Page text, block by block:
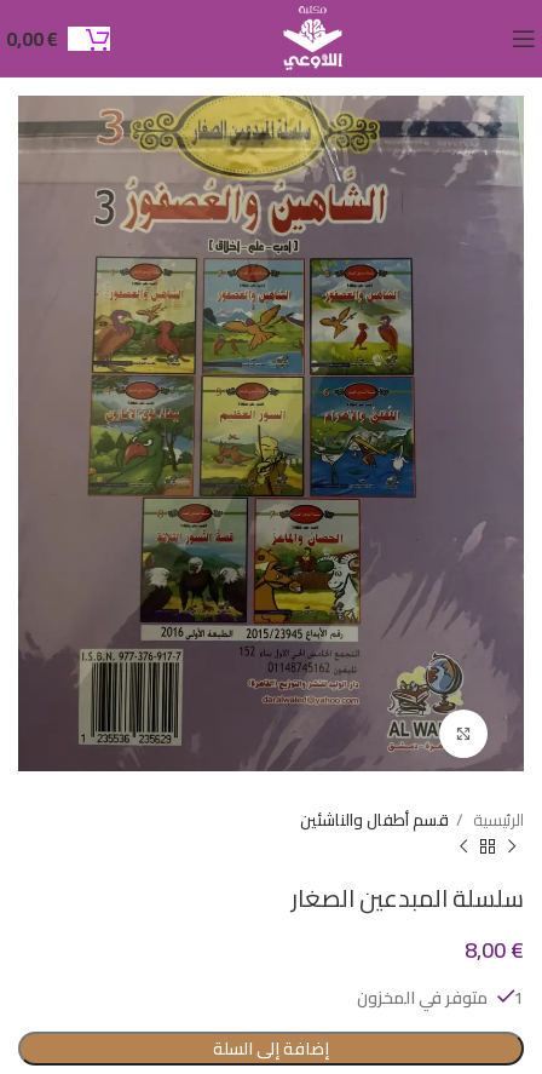
0,00€
Click to enlarge
الرئيسية قسم أطفال والناشئين
سلسلة المبدعين الصغار
8,00€
1 متوفر في المخزون
إضافة إلى السلة